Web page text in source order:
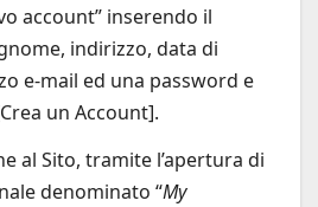
account” inserendo il
indirizzo, data di
e-mail ed una password e
un Account].
al Sito, tramite l’apertura di
denominato “My